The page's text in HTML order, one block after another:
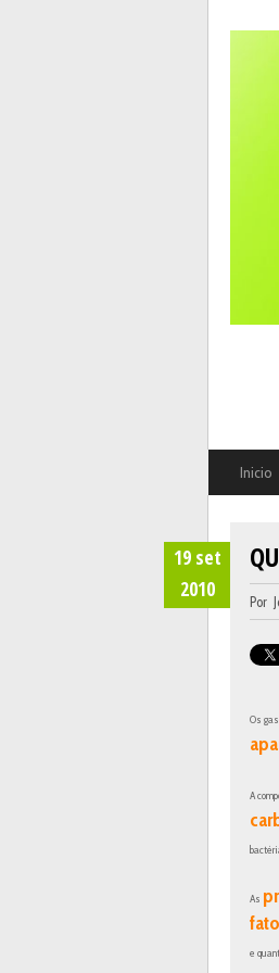
Inicio
19 set
2010
Por
Os
A
As
e